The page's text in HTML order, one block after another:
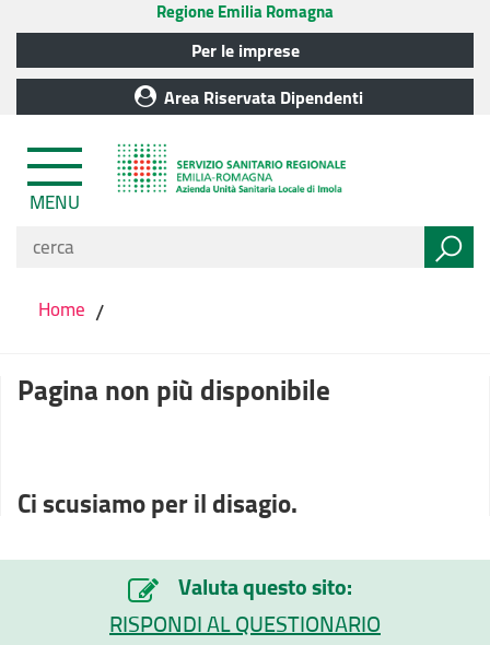
Regione Emilia Romagna
Per le imprese
Area Riservata Dipendenti
MENU
Home /
Pagina non più disponibile
Ci scusiamo per il disagio.
Valuta questo sito:
RISPONDI AL QUESTIONARIO